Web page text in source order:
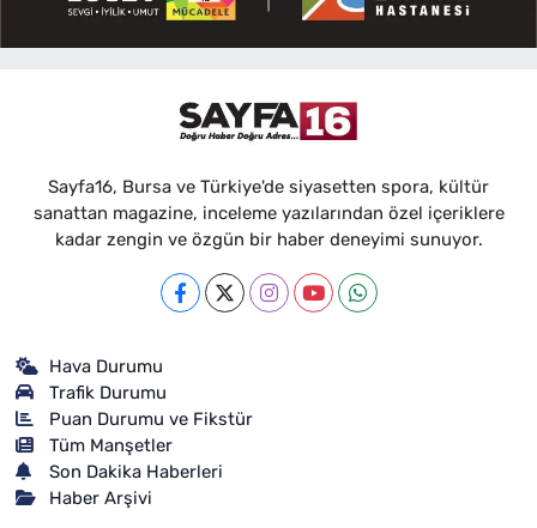
Sayfa16, Bursa ve Türkiye'de siyasetten spora, kültür
sanattan magazine, inceleme yazılarından özel içeriklere
kadar zengin ve özgün bir haber deneyimi sunuyor.
Hava Durumu
Trafik Durumu
Puan Durumu ve Fikstür
Tüm Manşetler
Son Dakika Haberleri
Haber Arşivi